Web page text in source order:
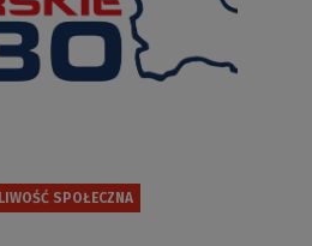
SPOŁECZNA